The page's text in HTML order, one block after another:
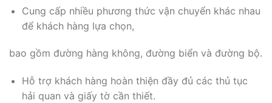
Cung cấp nhiều phương thức vận chuyển khác nhau
để khách hàng lựa chọn,
bao gồm đường hàng không, đường biển và đường bộ.
Hỗ trợ khách hàng hoàn thiện đầy đủ các thủ tục
hải quan và giấy tờ cần thiết.